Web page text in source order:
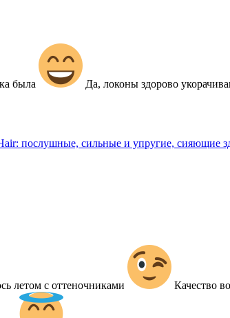
была Да, локоны здорово
послушные, сильные и упругие, сияющие
летом с оттеночниками Качество